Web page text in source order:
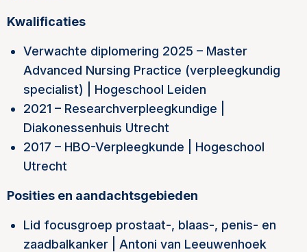
Kwalificaties
Verwachte diplomering 2025 – Master
Advanced Nursing Practice (verpleegkundig
specialist) | Hogeschool Leiden
2021 – Researchverpleegkundige |
Diakonessenhuis Utrecht
2017 – HBO-Verpleegkunde | Hogeschool
Utrecht
Posities en aandachtsgebieden
Lid focusgroep prostaat-, blaas-, penis- en
zaadbalkanker | Antoni van Leeuwenhoek